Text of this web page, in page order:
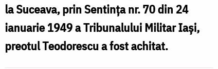
la Suceava, prin Sentința nr. 70 din 24
ianuarie 1949 a Tribunalului Militar Iași,
preotul Teodorescu a fost achitat.